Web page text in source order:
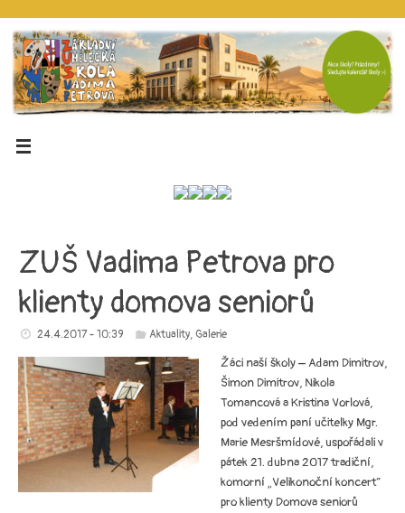
ZUŠ Vadima Petrova pro
klienty domova seniorů
24.4.2017 - 10:39 Aktuality,Galerie
Žáci naší školy – Adam Dimitrov,
Šimon Dimitrov, Nikola
Tomancová a Kristina Vorlová,
pod vedením paní učitelky Mgr.
Marie Mesršmídové, uspořádali v
pátek 21. dubna 2017 tradiční,
komorní „Velikonoční koncert“
pro klienty Domova seniorů